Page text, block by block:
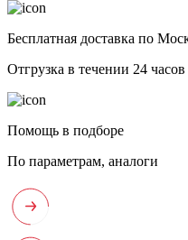
Бесплатная доставка по
Отгрузка в течении 24 часов
Помощь в подборе
По параметрам, аналоги